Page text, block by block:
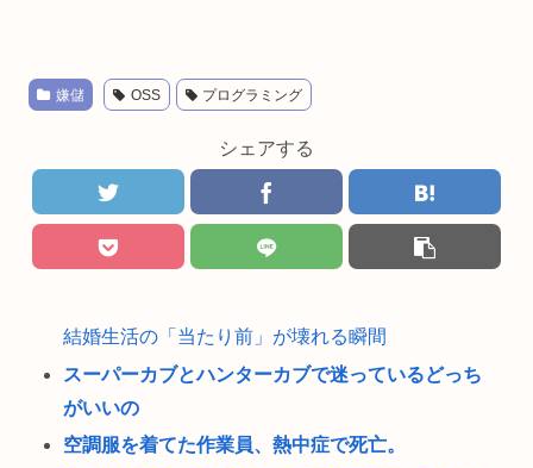
嫌儲 OSS プログラミング
シェアする
結婚生活の「当たり前」が壊れる瞬間
スーパーカブとハンターカブで迷っているどっち
がいいの
空調服を着てた作業員、熱中症で死亡。